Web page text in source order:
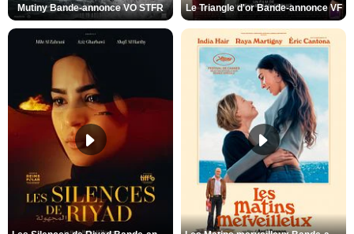
Mutiny Bande-annonce VO STFR Le Triangle d'or Bande-annonce VF